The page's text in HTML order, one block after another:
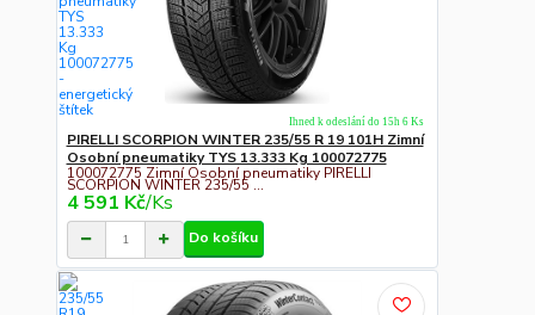
PIRELLI SCORPION WINTER 235/55 R 19 101H Zimní
Osobní pneumatiky TYS 13.333 Kg 100072775
100072775 Zimní Osobní pneumatiky PIRELLI
SCORPION WINTER 235/55 ...
4 591 Kč/Ks
Ihned k odeslání do 15h 6 Ks
Do košíku